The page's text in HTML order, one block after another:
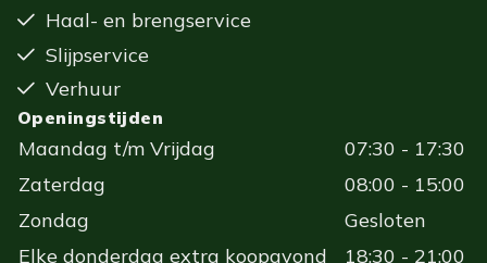
Haal- en brengservice
Slijpservice
Verhuur
Openingstijden
Maandag t/m Vrijdag
07:30 - 17:30
Zaterdag
08:00 - 15:00
Zondag
Gesloten
Elke donderdag extra koopavond
18:30 - 21:00